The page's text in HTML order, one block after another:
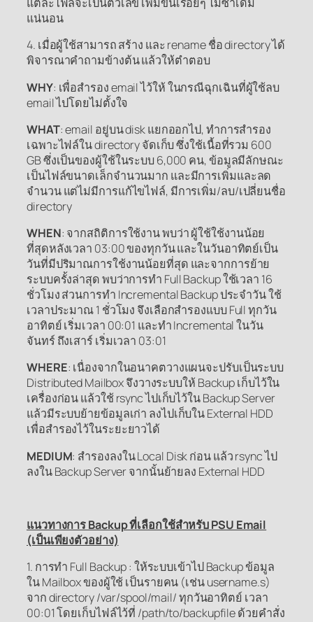
แน่นอน
4. เมื่อผู้ใช้สามารถ สร้าง และ rename ชื่อ directory ได้
พิจารณาคำถามข้างต้น แล้วให้ตำตอบ
WHY: เพื่อสำรอง email ไว้ให้ ในกรณีฉุกเฉินที่ผู้ใช้ลบ
email ไปโดยไม่ตั้งใจ
WHAT: email อยู่บน disk แยกออกไป, ทำการสำรอง
เฉพาะไฟล์ใน directory จัดเก็บ ซึ่งใช้เนื้อที่รวม 600
GB ซึ่งเป็นของผู้ใช้ในระบบ 6,000 คน, ข้อมูลมีลักษณะ
เป็นไฟล์ขนาดเล็กจำนวนมาก และมีการเพิ่มและลด
จำนวน แต่ไม่มีการแก้ไขไฟล์, มีการเพิ่ม/ลบ/เปลี่ยนชื่อ
directory
WHEN: จากสถิติการใช้งาน พบว่า ผู้ใช้ใช้งานน้อย
ที่สุดหลังเวลา 03:00 ของทุกวัน และในวันอาทิตย์เป็น
วันที่มีปริมาณการใช้งานน้อยที่สุด และจากการย้าย
ระบบครั้งล่าสุด พบว่าการทำ Full Backup ใช้เวลา 16
ชั่วโมง ส่วนการทำ Incremental Backup ประจำวัน ใช้
เวลาประมาณ 1 ชั่วโมง จึงเลือกสำรองแบบ Full ทุกวัน
อาทิตย์ เริ่มเวลา 00:01 และทำ Incremental ในวัน
จันทร์ ถึงเสาร์ เริ่มเวลา 03:01
WHERE: เนื่องจากในอนาคตวางแผนจะปรับเป็นระบบ
Distributed Mailbox จึงวางระบบให้ Backup เก็บไว้ใน
เครื่องก่อน แล้วใช้ rsync ไปเก็บไว้ใน Backup Server
แล้วมีระบบย้ายข้อมูลเก่า ลงไปเก็บใน External HDD
เพื่อสำรองไว้ในระยะยาวได้
MEDIUM: สำรองลงใน Local Disk ก่อน แล้ว rsync ไป
ลงใน Backup Server จากนั้นย้ายลง External HDD
แนวทางการ Backup ที่เลือกใช้สำหรับ PSU Email
(เป็นเพียงตัวอย่าง)
1. การทำ Full Backup : ให้ระบบเข้าไป Backup ข้อมูล
ใน Mailbox ของผู้ใช้ เป็นรายคน (เช่น username.s)
จาก directory /var/spool/mail/ ทุกวันอาทิตย์ เวลา
00:01 โดยเก็บไฟล์ไว้ที่ /path/to/backupfile ด้วยคำสั่ง